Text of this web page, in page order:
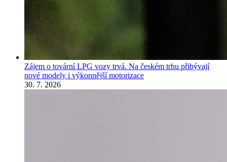
Zájem o tovární LPG vozy trvá. Na českém trhu přibývají
nové modely i výkonnější motorizace
30. 7. 2026